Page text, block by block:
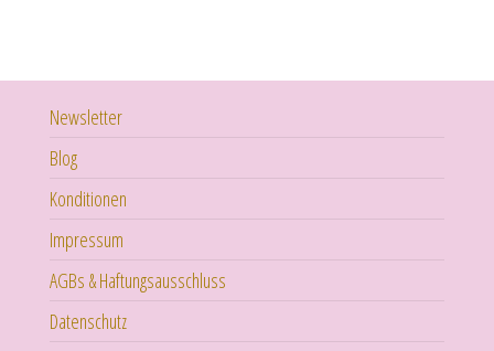
Newsletter
Blog
Konditionen
Impressum
AGBs & Haftungsausschluss
Datenschutz